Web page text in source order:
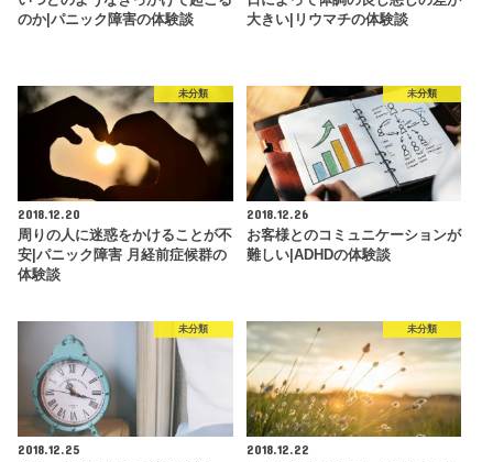
のか|パニック障害の体験談
大きい|リウマチの体験談
未分類
2018.12.20
周りの人に迷惑をかけることが不
安|パニック障害 月経前症候群の
体験談
未分類
2018.12.26
お客様とのコミュニケーションが
難しい|ADHDの体験談
未分類
2018.12.25
未分類
2018.12.22